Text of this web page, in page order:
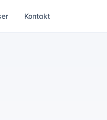
Kontakt